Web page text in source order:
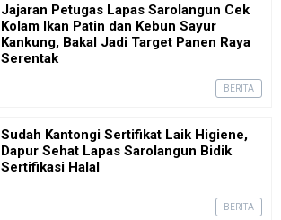
BERITA
Jajaran Petugas Lapas Sarolangun Cek
Kolam Ikan Patin dan Kebun Sayur
Kankung, Bakal Jadi Target Panen Raya
Serentak
BERITA
Sudah Kantongi Sertifikat Laik Higiene,
Dapur Sehat Lapas Sarolangun Bidik
Sertifikasi Halal